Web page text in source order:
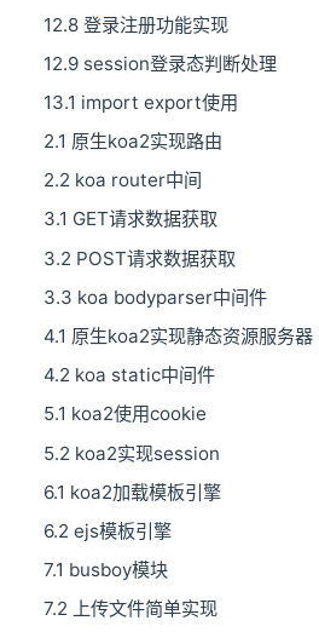
12.8 登录注册功能实现
12.9 session登录态判断处理
13.1 import export使用
2.1 原生koa2实现路由
2.2 koa router中间
3.1 GET请求数据获取
3.2 POST请求数据获取
3.3 koa bodyparser中间件
4.1 原生koa2实现静态资源服务器
4.2 koa static中间件
5.1 koa2使用cookie
5.2 koa2实现session
6.1 koa2加载模板引擎
6.2 ejs模板引擎
7.1 busboy模块
7.2 上传文件简单实现